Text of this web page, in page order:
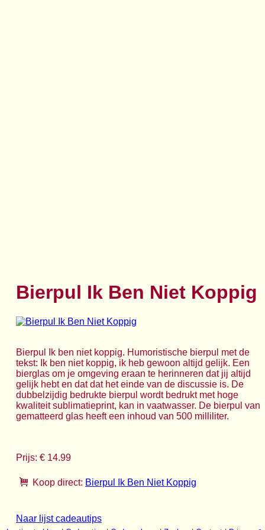
Bierpul Ik Ben Niet Koppig
Bierpul Ik ben niet koppig. Humoristische bierpul met de
tekst: Ik ben niet koppig, ik heb gewoon altijd gelijk. Een
bierglas om je omgeving eraan te herinneren dat jij altijd
gelijk hebt en dat dat het einde van de discussie is. De
dubbelzijdig bedrukte bierpul wordt bedrukt met hoge
kwaliteit sublimatieprint, kan in vaatwasser. De bierpul van
gematteerd glas heeft een inhoud van 500 milliliter.
Prijs: € 14.99
Koop direct: Bierpul Ik Ben Niet Koppig
Naar lijst cadeautips